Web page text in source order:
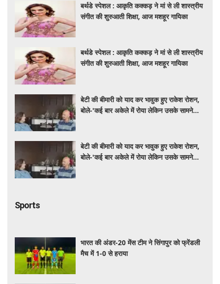
बर्थडे स्पेशल : आकृति कक्कड़ ने मां से ली शास्त्रीय
संगीत की शुरुआती शिक्षा, आज मशहूर गायिका
बर्थडे स्पेशल : आकृति कक्कड़ ने मां से ली शास्त्रीय
संगीत की शुरुआती शिक्षा, आज मशहूर गायिका
बेटी की बीमारी को याद कर भावुक हुए राकेश रोशन,
बोले-'कई बार अकेले में रोया लेकिन उसके सामने
बेटी की बीमारी को याद कर भावुक हुए राकेश रोशन,
बोले-'कई बार अकेले में रोया लेकिन उसके सामने
Sports
भारत की अंडर-20 मेंस टीम ने सिंगापुर को फ्रेंडली
मैच में 1-0 से हराया